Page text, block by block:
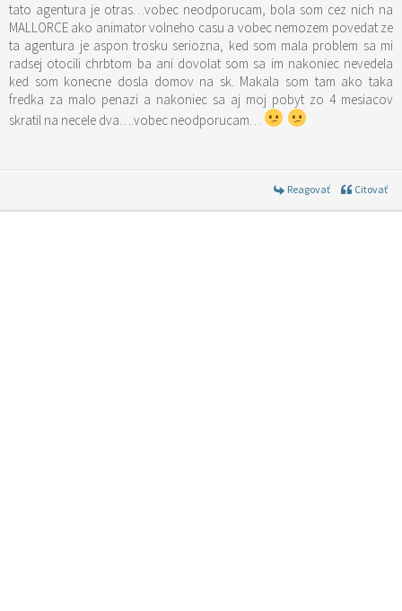
tato agentura je otras…vobec neodporucam, bola som cez nich na
MALLORCE ako animator volneho casu a vobec nemozem povedat ze
ta agentura je aspon trosku seriozna, ked som mala problem sa mi
radsej otocili chrbtom ba ani dovolat som sa im nakoniec nevedela
ked som konecne dosla domov na sk. Makala som tam ako taka
fredka za malo penazi a nakoniec sa aj moj pobyt zo 4 mesiacov
skratil na necele dva….vobec neodporucam…
Reagovať Citovať